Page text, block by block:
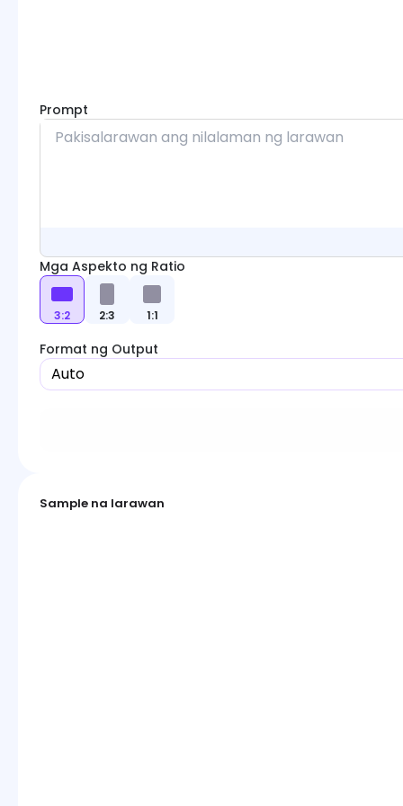
Prompt
Mga Aspekto ng Ratio
3:2 2:3 1:1
Format ng Output
Auto
Sample na larawan